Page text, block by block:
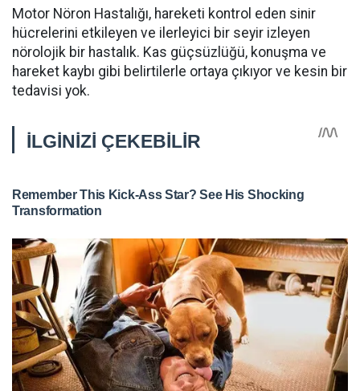
Motor Nöron Hastalığı, hareketi kontrol eden sinir
hücrelerini etkileyen ve ilerleyici bir seyir izleyen
nörolojik bir hastalık. Kas güçsüzlüğü, konuşma ve
hareket kaybı gibi belirtilerle ortaya çıkıyor ve kesin bir
tedavisi yok.